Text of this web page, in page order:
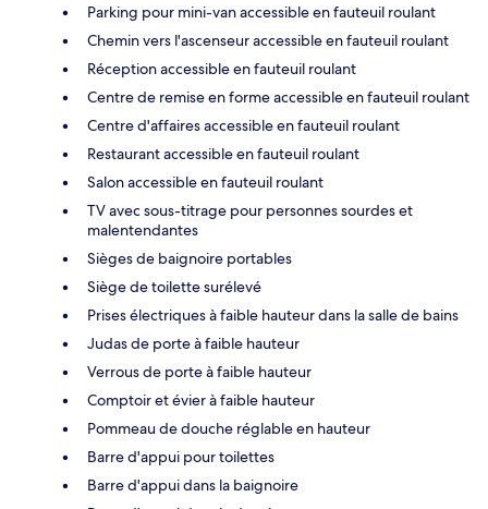
Parking pour mini-van accessible en fauteuil roulant
Chemin vers l'ascenseur accessible en fauteuil roulant
Réception accessible en fauteuil roulant
Centre de remise en forme accessible en fauteuil roulant
Centre d'affaires accessible en fauteuil roulant
Restaurant accessible en fauteuil roulant
Salon accessible en fauteuil roulant
TV avec sous-titrage pour personnes sourdes et
malentendantes
Sièges de baignoire portables
Siège de toilette surélevé
Prises électriques à faible hauteur dans la salle de bains
Judas de porte à faible hauteur
Verrous de porte à faible hauteur
Comptoir et évier à faible hauteur
Pommeau de douche réglable en hauteur
Barre d'appui pour toilettes
Barre d'appui dans la baignoire